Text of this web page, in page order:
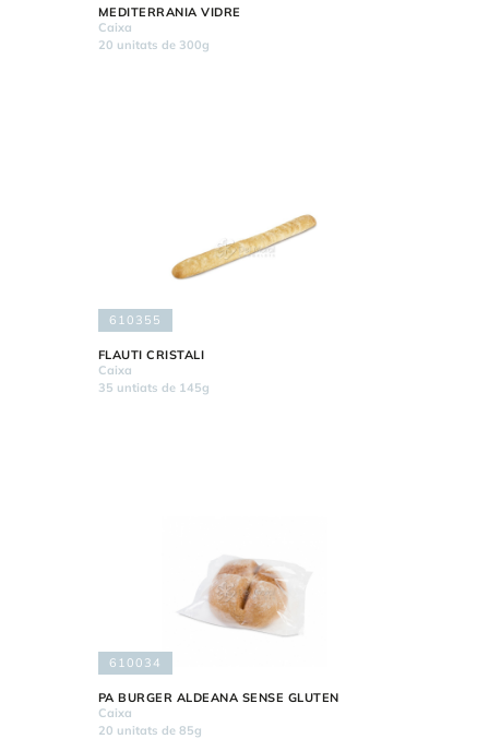
MEDITERRANIA VIDRE
Caixa
20 unitats de 300g
610355
FLAUTI CRISTALI
Caixa
35 untiats de 145g
610034
PA BURGER ALDEANA SENSE GLUTEN
Caixa
20 unitats de 85g